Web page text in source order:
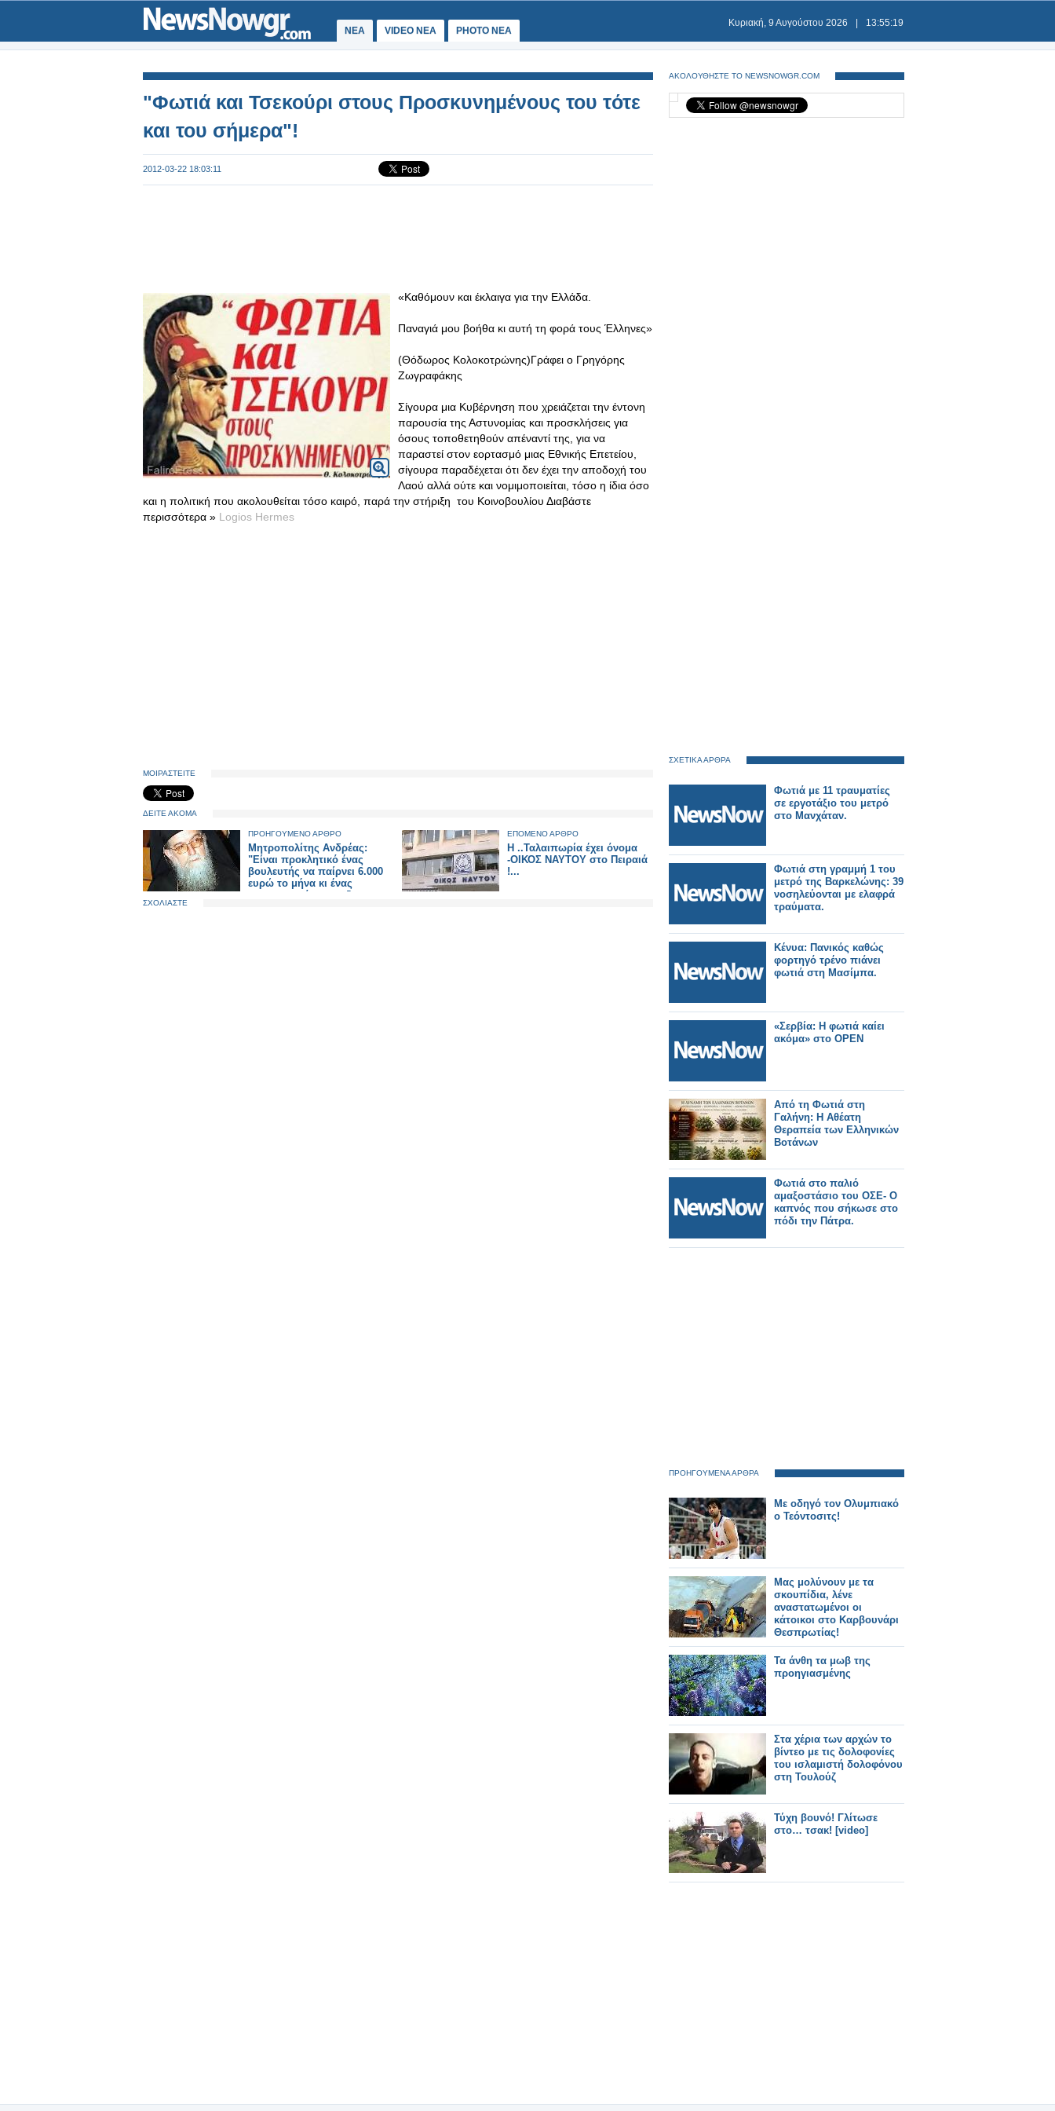
ΝΕΑ VIDEO NEA PHOTO NEA
Κυριακή, 9 Αυγούστου 2026 13:55:20
"Φωτιά και Τσεκούρι στους Προσκυνημένους του τότε
και του σήμερα"!
2012-03-22 18:03:11
«Καθόμουν και έκλαιγα για την Ελλάδα.
Παναγιά μου βοήθα κι αυτή τη φορά τους Έλληνες»
(Θόδωρος Κολοκοτρώνης)Γράφει ο Γρηγόρης
Ζωγραφάκης
Σίγουρα μια Κυβέρνηση που χρειάζεται την έντονη
παρουσία της Αστυνομίας και προσκλήσεις για
όσους τοποθετηθούν απέναντί της, για να
παραστεί στον εορτασμό μιας Εθνικής Επετείου,
σίγουρα παραδέχεται ότι δεν έχει την αποδοχή του
Λαού αλλά ούτε και νομιμοποιείται, τόσο η ίδια όσο
και η πολιτική που ακολουθείται τόσο καιρό, παρά την στήριξη του Κοινοβουλίου Διαβάστε
περισσότερα » Logios Hermes
ΜΟΙΡΑΣΤΕΙΤΕ
ΔΕΙΤΕ ΑΚΟΜΑ
ΠΡΟΗΓΟΥΜΕΝΟ ΑΡΘΡΟ
Mητροπολίτης Ανδρέας:
"Είναι προκλητικό ένας
βουλευτής να παίρνει 6.000
ευρώ το μήνα κι ένας
μεροκαματιάρης να ζει με
ΕΠΟΜΕΝΟ ΑΡΘΡΟ
Η ..Ταλαιπωρία έχει όνομα
-ΟΙΚΟΣ ΝΑΥΤΟΥ στo Πειραιά
!...
ΣΧΟΛΙΑΣΤΕ
ΑΚΟΛΟΥΘΗΣΤΕ ΤΟ NEWSNOWGR.COM
ΣΧΕΤΙΚΑ ΑΡΘΡΑ
Φωτιά με 11 τραυματίες
σε εργοτάξιο του μετρό
στο Μανχάταν.
Φωτιά στη γραμμή 1 του
μετρό της Βαρκελώνης: 39
νοσηλεύονται με ελαφρά
τραύματα.
Κένυα: Πανικός καθώς
φορτηγό τρένο πιάνει
φωτιά στη Μασίμπα.
«Σερβία: Η φωτιά καίει
ακόμα» στο OPEN
Από τη Φωτιά στη
Γαλήνη: Η Αθέατη
Θεραπεία των Ελληνικών
Βοτάνων
Φωτιά στο παλιό
αμαξοστάσιο του ΟΣΕ- Ο
καπνός που σήκωσε στο
πόδι την Πάτρα.
ΠΡΟΗΓΟΥΜΕΝΑ ΑΡΘΡΑ
Με οδηγό τον Ολυμπιακό
ο Τεόντοσιτς!
Mας μολύνουν με τα
σκουπίδια, λένε
αναστατωμένοι οι
κάτοικοι στο Καρβουνάρι
Θεσπρωτίας!
Τα άνθη τα μωβ της
προηγιασμένης
Στα χέρια των αρχών το
βίντεο με τις δολοφονίες
του ισλαμιστή δολοφόνου
στη Τουλούζ
Τύχη βουνό! Γλίτωσε
στο… τσακ! [video]